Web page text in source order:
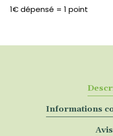
10
ml
1€ dépensé = 1 point
Informations